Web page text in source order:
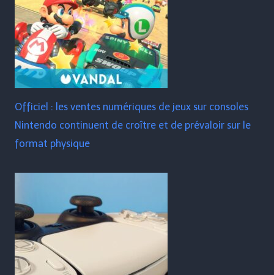
Officiel : les ventes numériques de jeux sur consoles
Nintendo continuent de croître et de prévaloir sur le
format physique